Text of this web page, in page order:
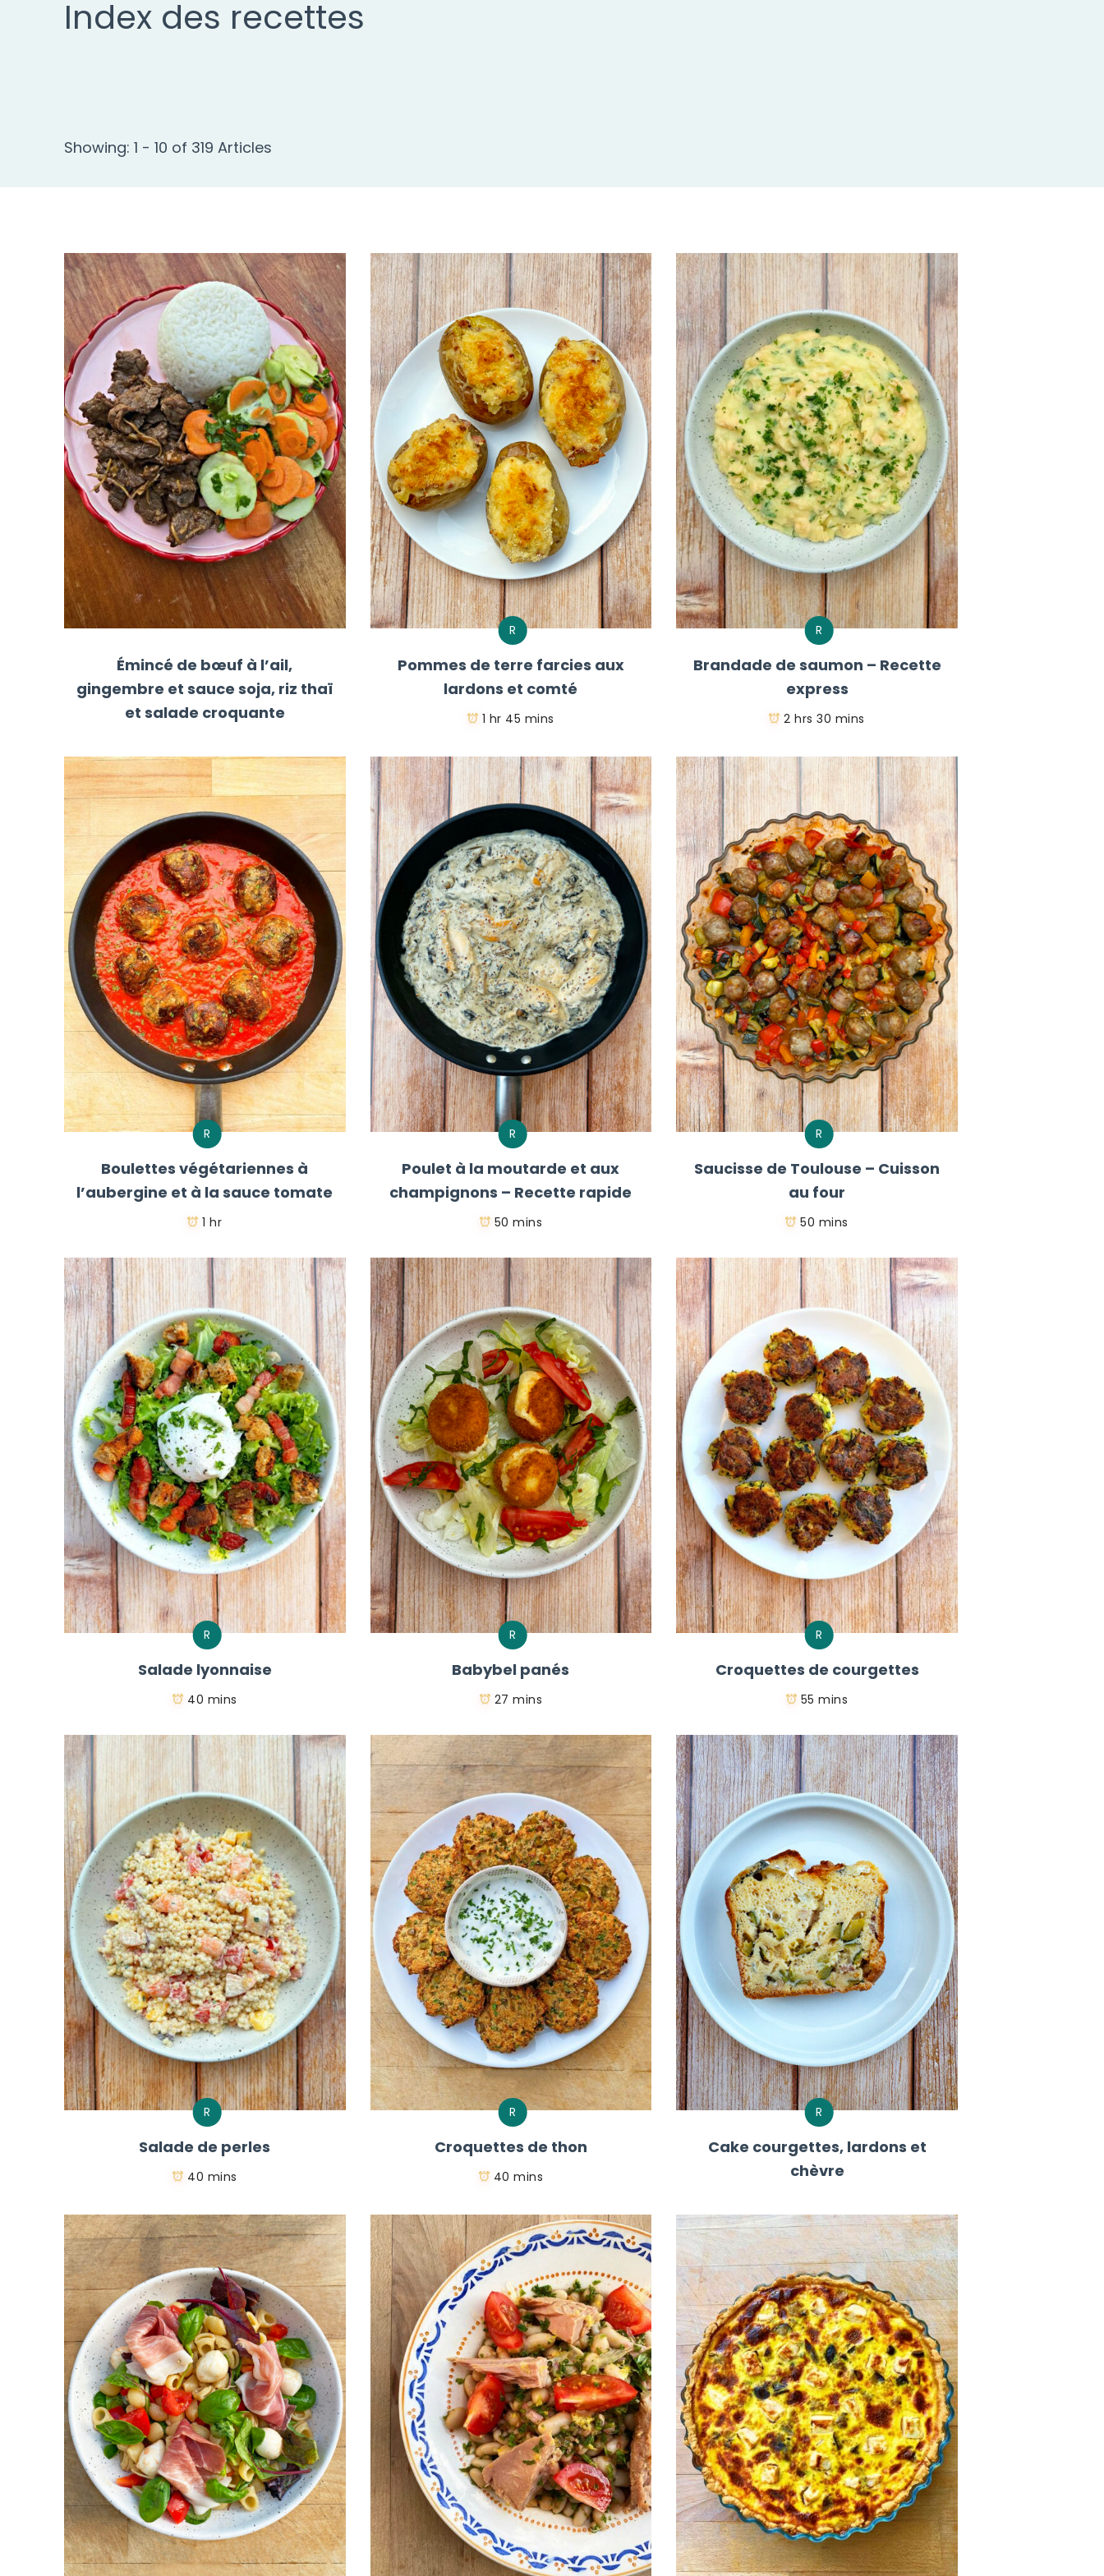
Index des recettes
Showing: 1 - 10 of 319 Articles
Émincé de bœuf à l’ail,
gingembre et sauce soja, riz thaï
et salade croquante
R
Pommes de terre farcies aux
lardons et comté
1 hr 45 mins
R
Brandade de saumon – Recette
express
2 hrs 30 mins
R
Boulettes végétariennes à
l’aubergine et à la sauce tomate
1 hr
R
Poulet à la moutarde et aux
champignons – Recette rapide
50 mins
R
Saucisse de Toulouse – Cuisson
au four
50 mins
R
Salade lyonnaise
40 mins
R
Babybel panés
27 mins
R
Croquettes de courgettes
55 mins
R
Salade de perles
40 mins
R
Croquettes de thon
40 mins
R
Cake courgettes, lardons et
chèvre